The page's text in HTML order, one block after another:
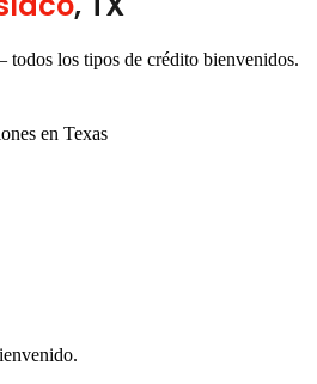
los tipos de crédito bienvenidos.
en Texas